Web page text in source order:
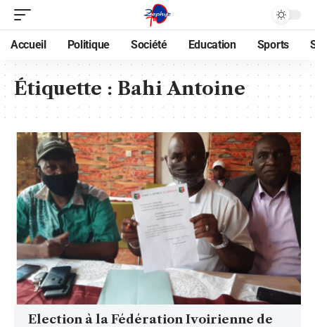
Accueil Politique Société Education Sports
Étiquette : Bahi Antoine
Election à la Fédération Ivoirienne de